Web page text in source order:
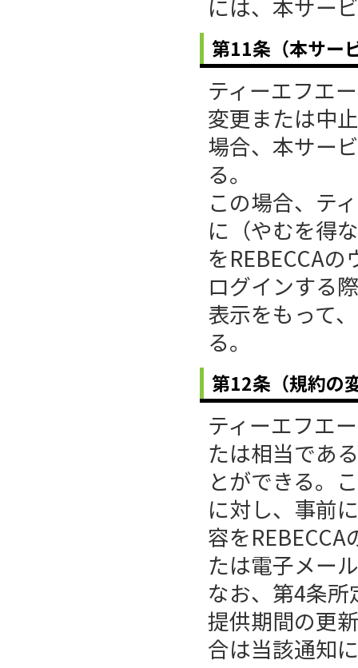
には、本サー
第11条（本サー
ティーエフエ
変更または中
場合、本サー
る。
この場合、テ
に（やむを得
をREBECCA
ログインする
表示をもって
る。
第12条（規約の
ティーエフエ
たは相当であ
とができる。
に対し、事前
容を
たは電子メー
なお、第4条
提供期間の更
合は当該通知